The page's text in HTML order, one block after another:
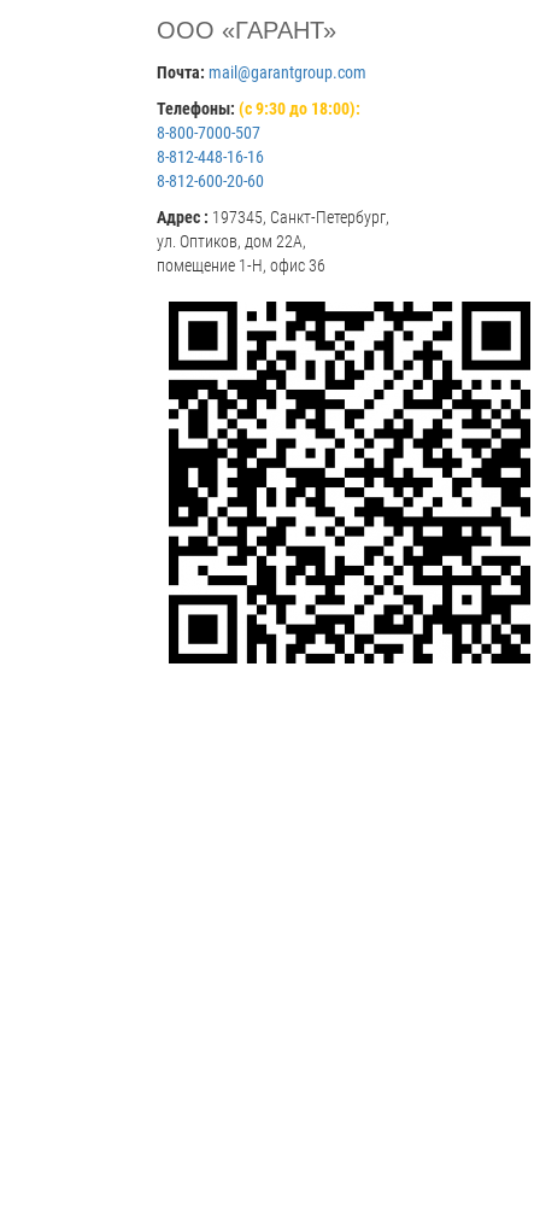
ООО «ГАРАНТ»
Почта: mail@garantgroup.com
Телефоны: (с 9:30 до 18:00):
8-800-7000-507
8-812-448-16-16
8-812-600-20-60
Адрес : 197345, Санкт-Петербург,
ул. Оптиков, дом 22А,
помещение 1-Н, офис 36